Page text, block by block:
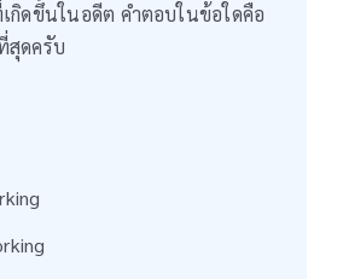
กิดขึ้นในอดีต คำตอบในข้อใดคือ
สุดครับ